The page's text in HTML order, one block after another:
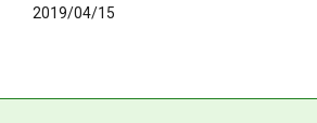
2019/04/15